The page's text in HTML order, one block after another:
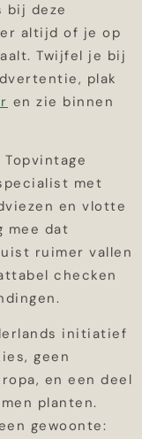
bij deze
altijd of je op
Twijfel je bij
plak
en zie binnen
met
en vlotte
mee dat
ruimer vallen
checken
initiatief
geen
en een deel
planten.
gewoonte: